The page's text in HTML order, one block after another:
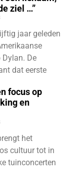
ziel …”
jaar geleden
De
dat eerste
focus op
en
het
cultuur tot in
tuinconcerten